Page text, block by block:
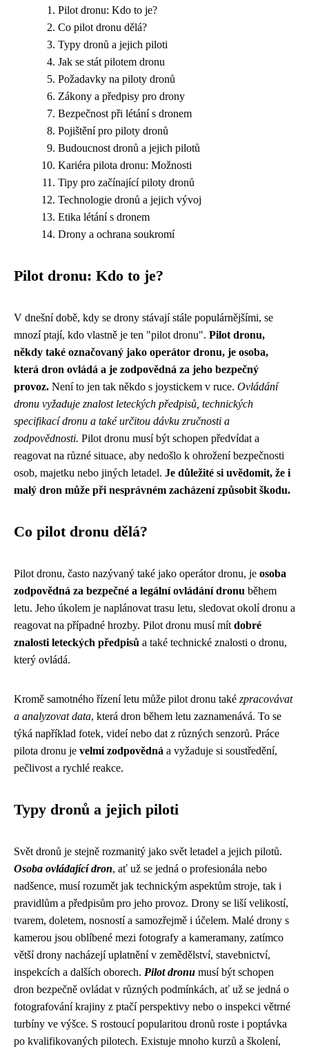
Pilot dronu: Kdo to je?
Co pilot dronu dělá?
Typy dronů a jejich piloti
Jak se stát pilotem dronu
Požadavky na piloty dronů
Zákony a předpisy pro drony
Bezpečnost při létání s dronem
Pojištění pro piloty dronů
Budoucnost dronů a jejich pilotů
Kariéra pilota dronu: Možnosti
Tipy pro začínající piloty dronů
Technologie dronů a jejich vývoj
Etika létání s dronem
Drony a ochrana soukromí
Pilot dronu: Kdo to je?
V dnešní době, kdy se drony stávají stále populárnějšími, se
mnozí ptají, kdo vlastně je ten "pilot dronu". Pilot dronu,
někdy také označovaný jako operátor dronu, je osoba,
která dron ovládá a je zodpovědná za jeho bezpečný
provoz. Není to jen tak někdo s joystickem v ruce. Ovládání
dronu vyžaduje znalost leteckých předpisů, technických
specifikací dronu a také určitou dávku zručnosti a
zodpovědnosti. Pilot dronu musí být schopen předvídat a
reagovat na různé situace, aby nedošlo k ohrožení bezpečnosti
osob, majetku nebo jiných letadel. Je důležité si uvědomit, že i
malý dron může při nesprávném zacházení způsobit škodu.
Co pilot dronu dělá?
Pilot dronu, často nazývaný také jako operátor dronu, je osoba
zodpovědná za bezpečné a legální ovládání dronu během
letu. Jeho úkolem je naplánovat trasu letu, sledovat okolí dronu a
reagovat na případné hrozby. Pilot dronu musí mít dobré
znalosti leteckých předpisů a také technické znalosti o dronu,
který ovládá.
Kromě samotného řízení letu může pilot dronu také zpracovávat
a analyzovat data, která dron během letu zaznamenává. To se
týká například fotek, videí nebo dat z různých senzorů. Práce
pilota dronu je velmi zodpovědná a vyžaduje si soustředění,
pečlivost a rychlé reakce.
Typy dronů a jejich piloti
Svět dronů je stejně rozmanitý jako svět letadel a jejich pilotů.
Osoba ovládající dron, ať už se jedná o profesionála nebo
nadšence, musí rozumět jak technickým aspektům stroje, tak i
pravidlům a předpisům pro jeho provoz. Drony se liší velikostí,
tvarem, doletem, nosností a samozřejmě i účelem. Malé drony s
kamerou jsou oblíbené mezi fotografy a kameramany, zatímco
větší drony nacházejí uplatnění v zemědělství, stavebnictví,
inspekcích a dalších oborech. Pilot dronu musí být schopen
dron bezpečně ovládat v různých podmínkách, ať už se jedná o
fotografování krajiny z ptačí perspektivy nebo o inspekci větrné
turbíny ve výšce. S rostoucí popularitou dronů roste i poptávka
po kvalifikovaných pilotech. Existuje mnoho kurzů a školení,